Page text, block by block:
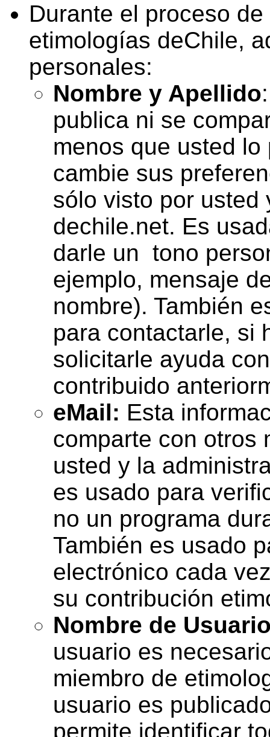
Durante el proceso
etimologías deChile,
personales:
Nombre y Apellido
publica ni se
menos que usted
cambie sus
sólo visto por usted
dechile.net. Es
darle un tono
ejemplo, mensaje
nombre). También
para contactarle, si
solicitarle ayuda
contribuido
eMail: Esta
comparte con otros
usted y la
es usado para
no un programa
También es usado
electrónico cada
su contribución
Nombre de
usuario es
miembro de
usuario es
permite identificar